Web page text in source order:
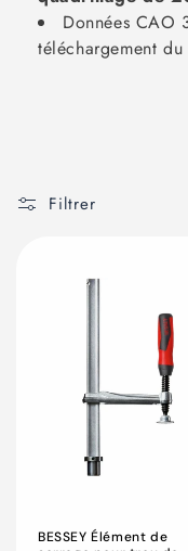
Données CAO
téléchargement du
Filtrer
BESSEY Élément de